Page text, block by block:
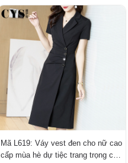
Mã L619: Váy vest đen cho nữ cao
cấp mùa hè dự tiệc trang trọng cao